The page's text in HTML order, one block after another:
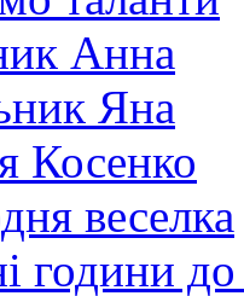
Анна
Яна
Косенко
веселка
години до